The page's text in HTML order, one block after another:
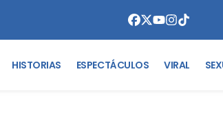
HISTORIAS ESPECTÁCULOS VIRAL